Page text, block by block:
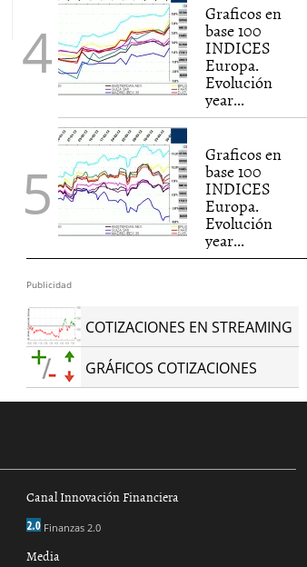
Graficos en
base 100
INDICES
Europa.
Evolución
year...
Graficos en
base 100
INDICES
Europa.
Evolución
year...
Publicidad
COTIZACIONES EN STREAMING
GRÁFICOS COTIZACIONES
Canal Innovación Financiera
Finanzas 2.0
Media